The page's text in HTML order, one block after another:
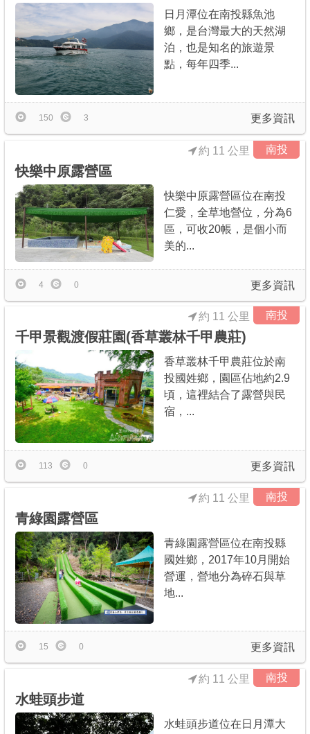
日月潭位在南投縣魚池
鄉，是台灣最大的天然湖
泊，也是知名的旅遊景
點，每年四季...
更多資訊
150 3
南投
快樂中原露營區
約 11 公里
快樂中原露營區位在南投
仁愛，全草地營位，分為6
區，可收20帳，是個小而
美的...
更多資訊
4 0
南投
千甲景觀渡假莊園(香草叢林千甲農莊)
約 11 公里
香草叢林千甲農莊位於南
投國姓鄉，園區佔地約2.9
頃，這裡結合了露營與民
宿，...
更多資訊
113 0
南投
青綠園露營區
約 11 公里
青綠園露營區位在南投縣
國姓鄉，2017年10月開始
營運，營地分為碎石與草
地...
更多資訊
15 0
南投
水蛙頭步道
約 11 公里
水蛙頭步道位在日月潭大